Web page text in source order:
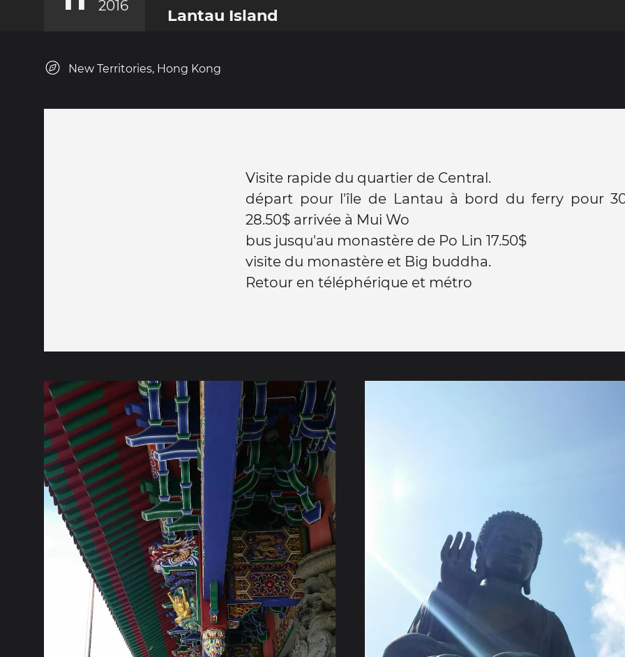
2016 Lantau Island
New Territories, Hong Kong
Visite rapide du quartier de Central.
départ pour l'île de Lantau à bord du ferry pour
28.50$ arrivée à Mui Wo
bus jusqu'au monastère de Po Lin 17.50$
visite du monastère et Big buddha.
Retour en téléphérique et métro